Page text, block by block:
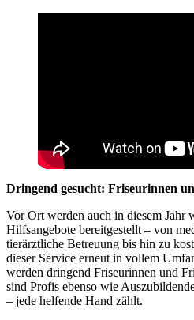
Dringend gesucht: Friseurinnen
Vor Ort werden auch in diesem Jahr
Hilfsangebote bereitgestellt – von
tierärztliche Betreuung bis hin zu
dieser Service erneut in vollem
werden dringend Friseurinnen und
sind Profis ebenso wie
– jede helfende Hand zählt.